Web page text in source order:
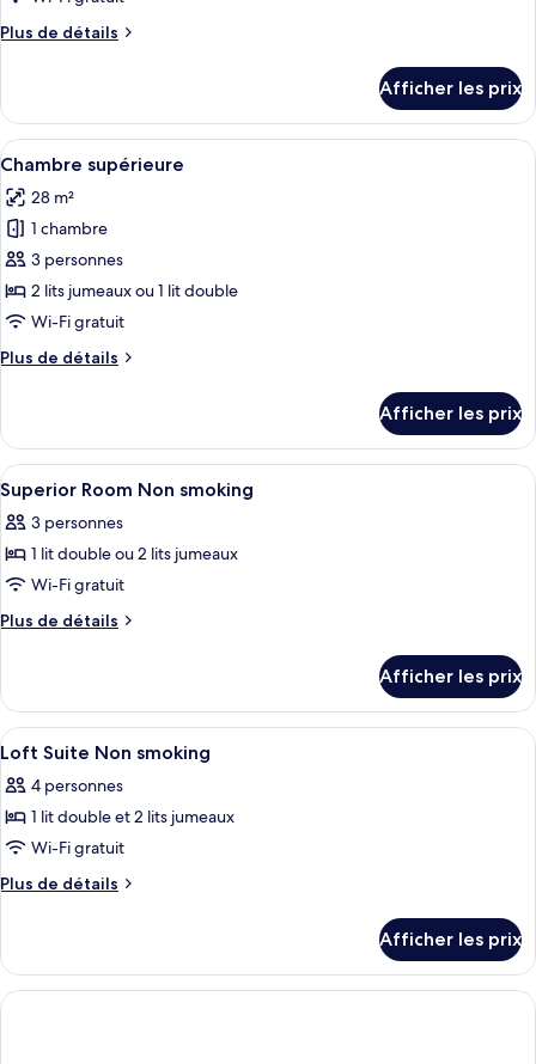
Plus de détails
Plus
Two
bedroom
Villa
private
pool
Afficher les prix
Afficher
toutes
les
photos
pour
ce
type
chambre :
Une chambre à coucher moderne
3
Chambre supérieure
28 m²
1 chambre
3 personnes
2 lits jumeaux ou 1 lit double
Wi-Fi gratuit
Plus de détails
Plus
Chambre
supérieure
Afficher les prix
Afficher
toutes
les
photos
pour
ce
chambre :
Superior
Room
Non
smoking
Salle de bain | Articles de toilette
1
Superior Room Non smoking
3 personnes
1 lit double ou 2 lits jumeaux
Wi-Fi gratuit
Plus de détails
Plus
Superior
Room
Non
Afficher les prix
Afficher
toutes
les
photos
pour
ce
chambre :
Loft
Suite
Literie de qualité, coffre-fort, rideaux
2
Loft Suite Non smoking
4 personnes
1 lit double et 2 lits jumeaux
Wi-Fi gratuit
Plus de détails
Plus
Loft
Suite
Non
Afficher les prix